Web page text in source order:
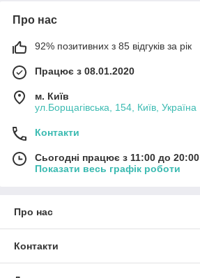
Про нас
92% позитивних з 85 відгуків за рік
Працює з 08.01.2020
м. Київ
ул.Борщагівська, 154, Київ, Україна
Контакти
Сьогодні працює з 11:00 до 20:00
Показати весь графік роботи
Про нас
Контакти